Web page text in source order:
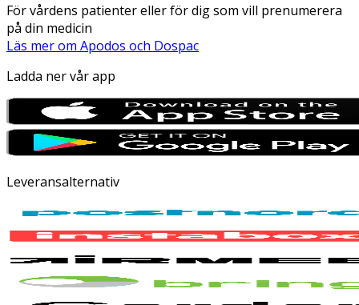
För vårdens patienter eller för dig som vill prenumerera
på din medicin
Läs mer om Apodos och Dospac
Ladda ner vår app
Leveransalternativ